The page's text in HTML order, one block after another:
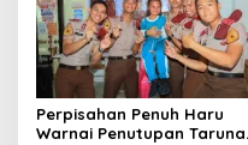
Perpisahan Penuh Haru
Warnai Penutupan Taruna